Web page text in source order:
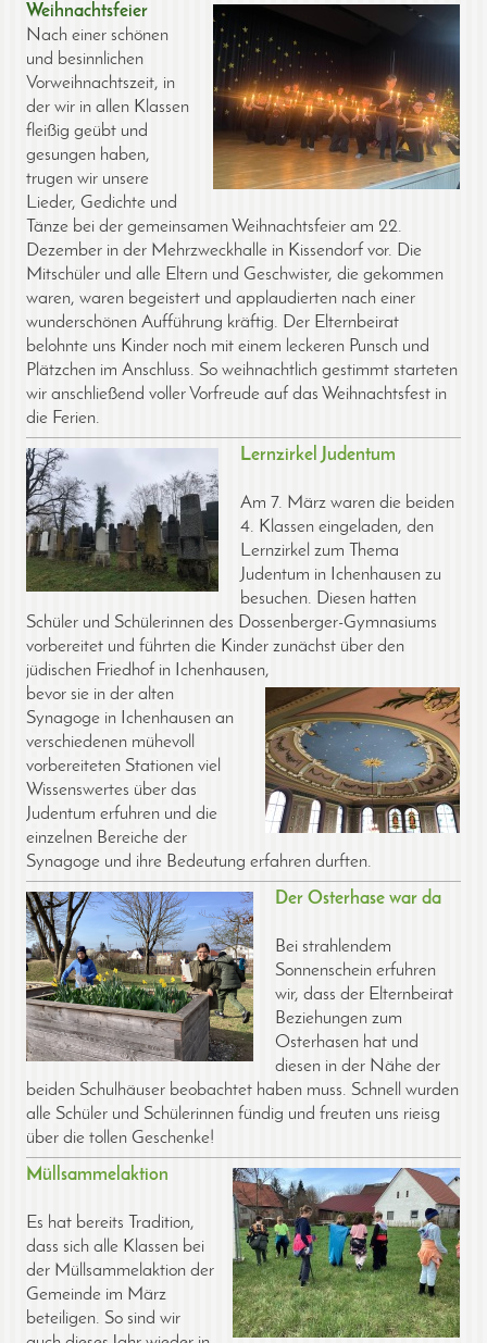
Weihnachtsfeier
Nach einer schönen
und besinnlichen
Vorweihnachtszeit, in
der wir in allen Klassen
fleißig geübt und
gesungen haben,
trugen wir unsere
Lieder, Gedichte und
Tänze bei der gemeinsamen Weihnachtsfeier am 22.
Dezember in der Mehrzweckhalle in Kissendorf vor. Die
Mitschüler und alle Eltern und Geschwister, die gekommen
waren, waren begeistert und applaudierten nach einer
wunderschönen Aufführung kräftig. Der Elternbeirat
belohnte uns Kinder noch mit einem leckeren Punsch und
Plätzchen im Anschluss. So weihnachtlich gestimmt starteten
wir anschließend voller Vorfreude auf das Weihnachtsfest in
die Ferien.
Lernzirkel Judentum
Am 7. März waren die beiden
4. Klassen eingeladen, den
Lernzirkel zum Thema
Judentum in Ichenhausen zu
besuchen. Diesen hatten
Schüler und Schülerinnen des Dossenberger-Gymnasiums
vorbereitet und führten die Kinder zunächst über den
jüdischen Friedhof in Ichenhausen,
bevor sie in der alten
Synagoge in Ichenhausen an
verschiedenen mühevoll
vorbereiteten Stationen viel
Wissenswertes über das
Judentum erfuhren und die
einzelnen Bereiche der
Synagoge und ihre Bedeutung erfahren durften.
Der Osterhase war da
Bei strahlendem
Sonnenschein erfuhren
wir, dass der Elternbeirat
Beziehungen zum
Osterhasen hat und
diesen in der Nähe der
beiden Schulhäuser beobachtet haben muss. Schnell wurden
alle Schüler und Schülerinnen fündig und freuten uns rieisg
über die tollen Geschenke!
Müllsammelaktion
Es hat bereits Tradition,
dass sich alle Klassen bei
der Müllsammelaktion der
Gemeinde im März
beteiligen. So sind wir